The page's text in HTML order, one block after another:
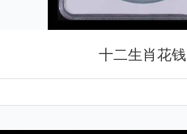
十二生肖花钱